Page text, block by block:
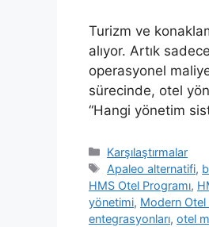
Turizm ve
alıyor. Artık
operasyonel
sürecinde, otel
“Hangi yönetim
Kategoriler
Karşılaştırmalar
Etiketler
Apaleo alternatifi,
HMS Otel Programı,
yönetimi, Modern Otel
entegrasyonları, otel